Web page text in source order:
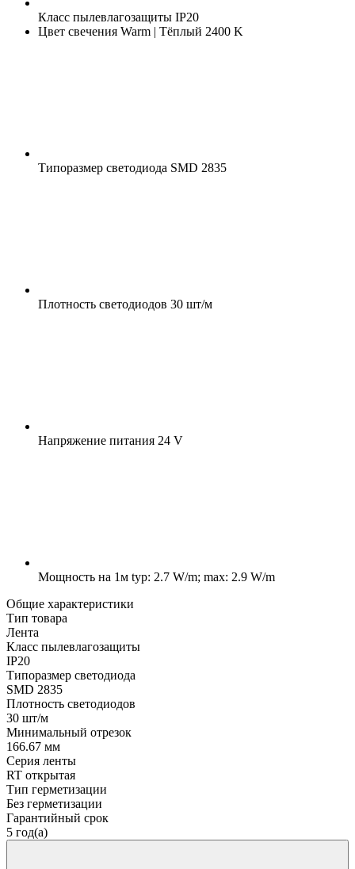
Класс пылевлагозащиты IP20
Цвет свечения Warm | Тёплый 2400 K
Типоразмер светодиода SMD 2835
Плотность светодиодов 30 шт/м
Напряжение питания 24 V
Мощность на 1м typ: 2.7 W/m; max: 2.9 W/m
Общие характеристики
Тип товара
Лента
Класс пылевлагозащиты
IP20
Типоразмер светодиода
SMD 2835
Плотность светодиодов
30 шт/м
Минимальный отрезок
166.67 мм
Серия ленты
RT открытая
Тип герметизации
Без герметизации
Гарантийный срок
5 год(а)